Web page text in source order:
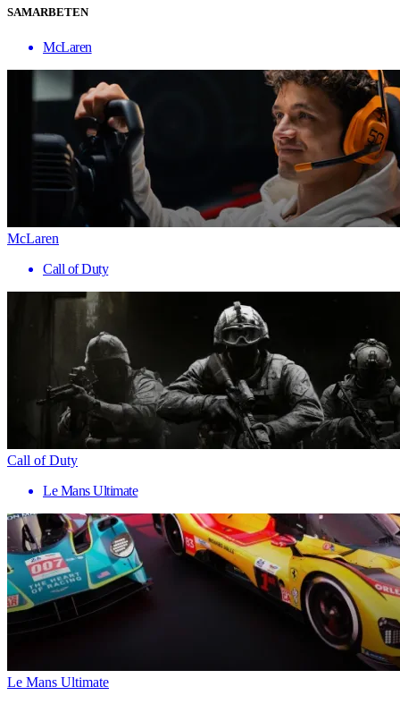
SAMARBETEN
McLaren
McLaren
Call of Duty
Call of Duty
Le Mans Ultimate
Le Mans Ultimate